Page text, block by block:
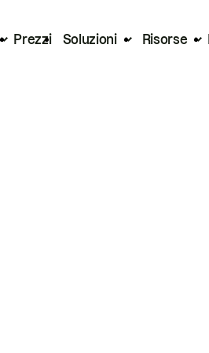
Prezzi Soluzioni Risorse